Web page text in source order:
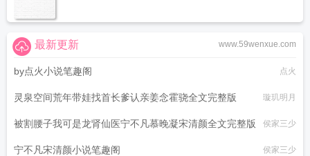
www.59wenxue.com
最新更新
by点火小说笔趣阁 点火
灵泉空间荒年带娃找首长爹认亲姜念霍骁全文完整版 璇玑明月
被割腰子我可是龙肾仙医宁不凡慕晚凝宋清颜全文完整版 侯家三少
宁不凡宋清颜小说笔趣阁 侯家三少